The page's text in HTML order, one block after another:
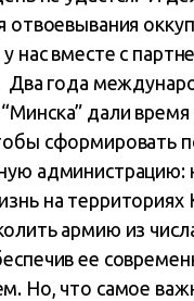
отвоевывания
нас вместе с
Два года
дали время
сформировать
администрацию:
на
армию из
ее
Но, что самое